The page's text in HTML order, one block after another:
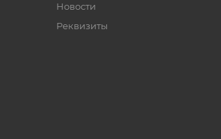
Новости
Реквизиты